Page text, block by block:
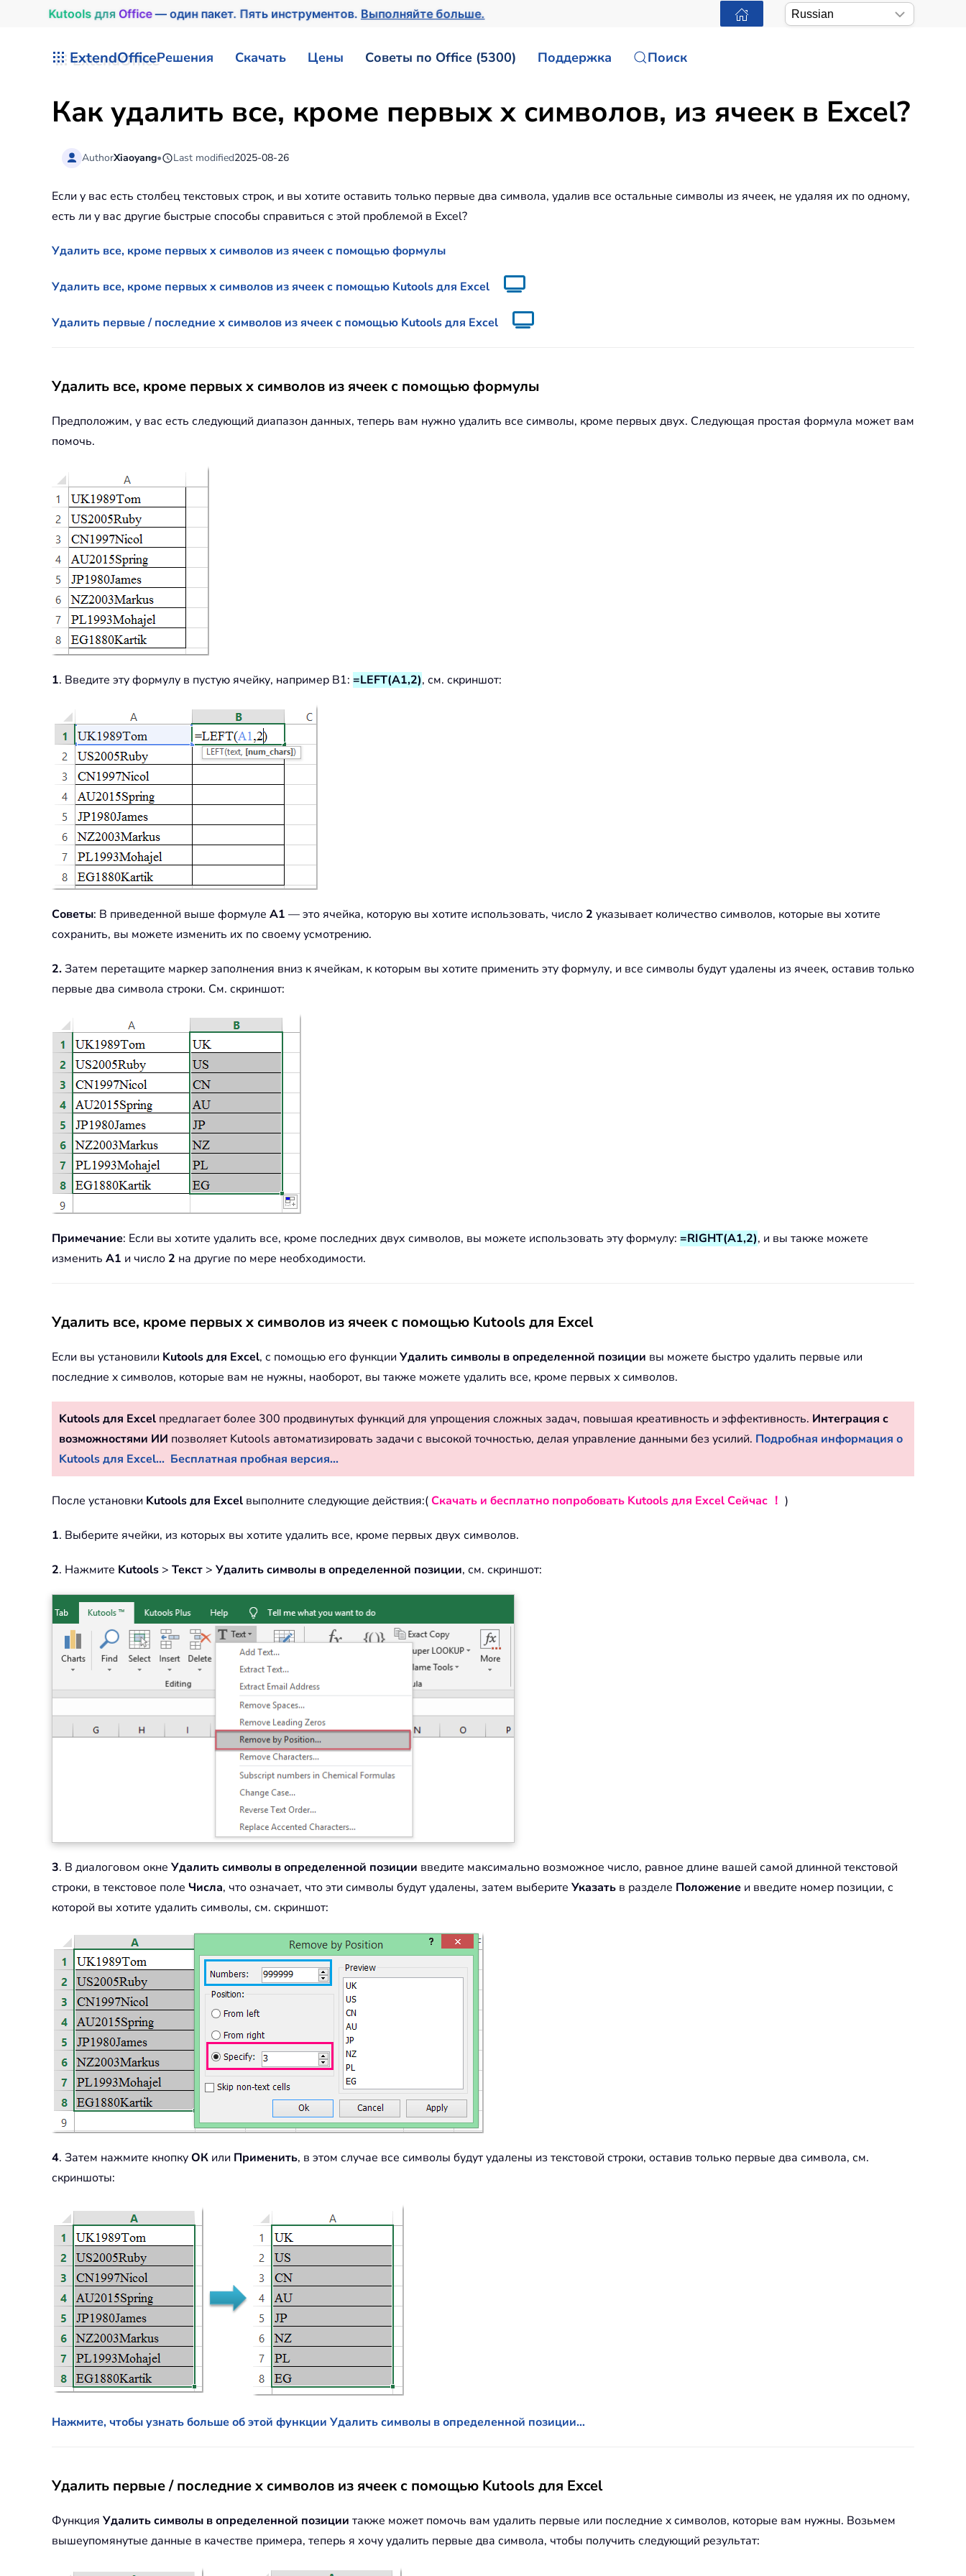
Kutools для Office— один пакет. Пять инструментов.Выполняйте больше.
ExtendOfficeРешения Скачать Цены Советы по Office (5300) Поддержка Поиск
Как удалить все, кроме первых x символов, из ячеек в Excel?
AuthorXiaoyang• Last modified2025-08-26
Если у вас есть столбец текстовых строк, и вы хотите оставить только первые два символа, удалив все остальные символы из ячеек, не удаляя их по одному,
есть ли у вас другие быстрые способы справиться с этой проблемой в Excel?
Удалить все, кроме первых x символов из ячеек с помощью формулы
Удалить все, кроме первых x символов из ячеек с помощью Kutools для Excel
Удалить первые / последние x символов из ячеек с помощью Kutools для Excel
Удалить все, кроме первых x символов из ячеек с помощью формулы
Предположим, у вас есть следующий диапазон данных, теперь вам нужно удалить все символы, кроме первых двух. Следующая простая формула может вам
помочь.
1. Введите эту формулу в пустую ячейку, например B1: =LEFT(A1,2), см. скриншот:
Советы: В приведенной выше формуле A1 — это ячейка, которую вы хотите использовать, число 2 указывает количество символов, которые вы хотите
сохранить, вы можете изменить их по своему усмотрению.
2.Затем перетащите маркер заполнения вниз к ячейкам, к которым вы хотите применить эту формулу, и все символы будут удалены из ячеек, оставив только
первые два символа строки. См. скриншот:
Примечание: Если вы хотите удалить все, кроме последних двух символов, вы можете использовать эту формулу: =RIGHT(A1,2), и вы также можете
изменить A1 и число 2 на другие по мере необходимости.
Удалить все, кроме первых x символов из ячеек с помощью Kutools для Excel
Если вы установили Kutools для Excel, с помощью его функции Удалить символы в определенной позиции вы можете быстро удалить первые или
последние x символов, которые вам не нужны, наоборот, вы также можете удалить все, кроме первых x символов.
Kutools для Excel предлагает более 300 продвинутых функций для упрощения сложных задач, повышая креативность и эффективность. Интеграция с
возможностями ИИ позволяет Kutools автоматизировать задачи с высокой точностью, делая управление данными без усилий. Подробная информация о
Kutools для Excel... Бесплатная пробная версия...
После установки Kutools для Excel выполните следующие действия:(Скачать и бесплатно попробовать Kutools для Excel Сейчас ！ )
1. Выберите ячейки, из которых вы хотите удалить все, кроме первых двух символов.
2. Нажмите Kutools > Текст > Удалить символы в определенной позиции, см. скриншот:
3. В диалоговом окне Удалить символы в определенной позиции введите максимально возможное число, равное длине вашей самой длинной текстовой
строки, в текстовое поле Числа, что означает, что эти символы будут удалены, затем выберите Указать в разделе Положение и введите номер позиции, с
которой вы хотите удалить символы, см. скриншот:
4. Затем нажмите кнопкуОК или Применить, в этом случае все символы будут удалены из текстовой строки, оставив только первые два символа, см.
скриншоты:
Нажмите, чтобы узнать больше об этой функции Удалить символы в определенной позиции…
Удалить первые / последние x символов из ячеек с помощью Kutools для Excel
Функция Удалить символы в определенной позиции также может помочь вам удалить первые или последние x символов, которые вам нужны. Возьмем
вышеупомянутые данные в качестве примера, теперь я хочу удалить первые два символа, чтобы получить следующий результат: